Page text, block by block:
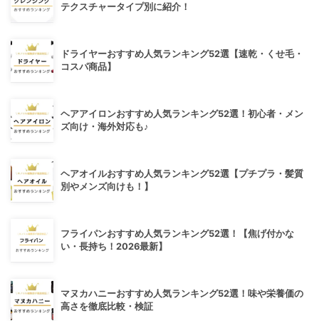
テクスチャータイプ別に紹介！
ドライヤーおすすめ人気ランキング52選【速乾・くせ毛・
コスパ商品】
ヘアアイロンおすすめ人気ランキング52選！初心者・メン
ズ向け・海外対応も♪
ヘアオイルおすすめ人気ランキング52選【プチプラ・髪質
別やメンズ向けも！】
フライパンおすすめ人気ランキング52選！【焦げ付かな
い・長持ち！2026最新】
マヌカハニーおすすめ人気ランキング52選！味や栄養価の
高さを徹底比較・検証